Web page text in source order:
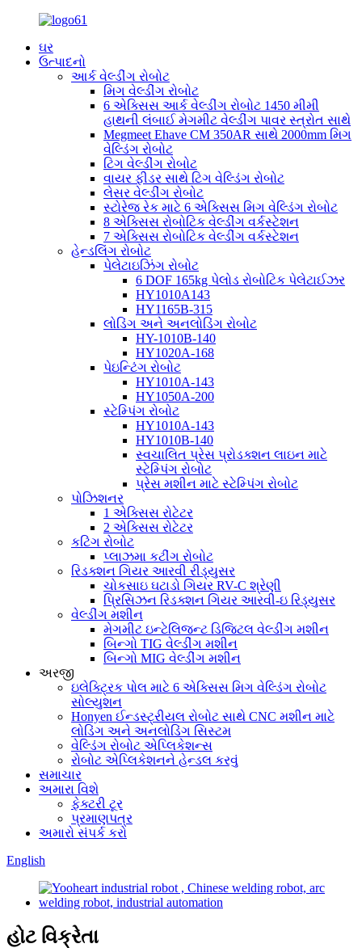
ઘર
ઉત્પાદનો
આર્ક વેલ્ડીંગ રોબોટ
મિગ વેલ્ડીંગ રોબોટ
6 એક્સિસ આર્ક વેલ્ડીંગ રોબોટ 1450 મીમી
હાથની લંબાઈ મેગમીટ વેલ્ડીંગ પાવર સ્ત્રોત સાથે
Megmeet Ehave CM 350AR સાથે 2000mm મિગ
વેલ્ડિંગ રોબોટ
ટિગ વેલ્ડીંગ રોબોટ
વાયર ફીડર સાથે ટિગ વેલ્ડિંગ રોબોટ
લેસર વેલ્ડીંગ રોબોટ
સ્ટોરેજ રેક માટે 6 એક્સિસ મિગ વેલ્ડિંગ રોબોટ
8 એક્સિસ રોબોટિક વેલ્ડીંગ વર્કસ્ટેશન
7 એક્સિસ રોબોટિક વેલ્ડીંગ વર્કસ્ટેશન
હેન્ડલિંગ રોબોટ
પેલેટાઇઝિંગ રોબોટ
6 DOF 165kg પેલોડ રોબોટિક પેલેટાઈઝર
HY1010A143
HY1165B-315
લોડિંગ અને અનલોડિંગ રોબોટ
HY-1010B-140
HY1020A-168
પેઇન્ટિંગ રોબોટ
HY1010A-143
HY1050A-200
સ્ટેમ્પિંગ રોબોટ
HY1010A-143
HY1010B-140
સ્વચાલિત પ્રેસ પ્રોડક્શન લાઇન માટે
સ્ટેમ્પિંગ રોબોટ
પ્રેસ મશીન માટે સ્ટેમ્પિંગ રોબોટ
પોઝિશનર
1 એક્સિસ રોટેટર
2 એક્સિસ રોટેટર
કટિંગ રોબોટ
પ્લાઝમા કટીંગ રોબોટ
રિડક્શન ગિયર આરવી રીડ્યુસર
ચોકસાઇ ઘટાડો ગિયર RV-C શ્રેણી
પ્રિસિઝન રિડક્શન ગિયર આરવી-ઇ રિડ્યુસર
વેલ્ડીંગ મશીન
મેગમીટ ઇન્ટેલિજન્ટ ડિજિટલ વેલ્ડીંગ મશીન
બિન્ગો TIG વેલ્ડીંગ મશીન
બિન્ગો MIG વેલ્ડીંગ મશીન
અરજી
ઇલેક્ટ્રિક પોલ માટે 6 એક્સિસ મિગ વેલ્ડિંગ રોબોટ
સોલ્યુશન
Honyen ઈન્ડસ્ટ્રીયલ રોબોટ સાથે CNC મશીન માટે
લોડિંગ અને અનલોડિંગ સિસ્ટમ
વેલ્ડિંગ રોબોટ એપ્લિકેશન્સ
રોબોટ એપ્લિકેશનને હેન્ડલ કરવું
સમાચાર
અમારા વિશે
ફેક્ટરી ટૂર
પ્રમાણપત્ર
અમારો સંપર્ક કરો
English
હોટ વિક્રેતા